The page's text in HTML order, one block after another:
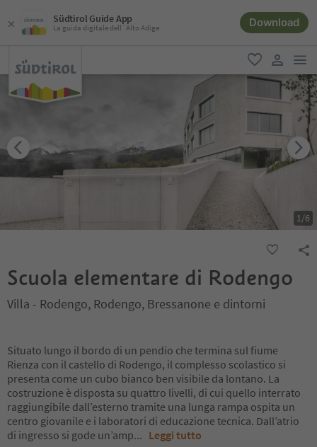
Südtirol Guide App
La guida digitale dell´Alto Adige Download
favoriti
user link
1/6
Scuola elementare di Rodengo
Villa - Rodengo, Rodengo, Bressanone e dintorni
Situato lungo il bordo di un pendio che termina sul fiume
Rienza con il castello di Rodengo, il complesso scolastico si
presenta come un cubo bianco ben visibile da lontano. La
costruzione è disposta su quattro livelli, di cui quello interrato
raggiungibile dall’esterno tramite una lunga rampa ospita un
centro giovanile e i laboratori di educazione tecnica. Dall’atrio
di ingresso si gode un’amp... Leggi tutto